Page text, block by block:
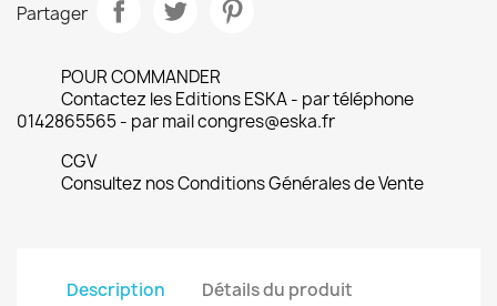
Partager
POUR COMMANDER
Contactez les Editions ESKA - par téléphone
0142865565 - par mail congres@eska.fr
CGV
Consultez nos Conditions Générales de Vente
Description
Détails du produit